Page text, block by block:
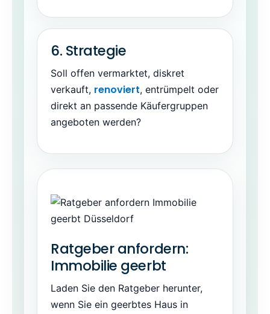
6. Strategie
Soll offen vermarktet, diskret
verkauft, renoviert, entrümpelt oder
direkt an passende Käufergruppen
angeboten werden?
Ratgeber anfordern:
Immobilie geerbt
Laden Sie den Ratgeber herunter,
wenn Sie ein geerbtes Haus in